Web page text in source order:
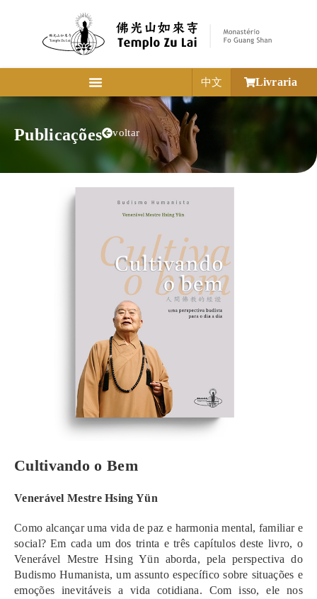
中文 Livraria
Publicações voltar
Cultivando o Bem
Venerável Mestre Hsing Yün
Como alcançar uma vida de paz e harmonia mental, familiar e
social? Em cada um dos trinta e três capítulos deste livro, o
Venerável Mestre Hsing Yün aborda, pela perspectiva do
Budismo Humanista, um assunto específico sobre situações e
emoções inevitáveis a vida cotidiana. Com isso, ele nos